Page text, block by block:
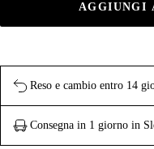
AGGIUNGI
Reso e cambio entro 14
Consegna in 1 giorno in